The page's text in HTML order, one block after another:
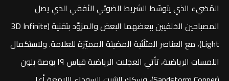
المُضيء الذي يتوسّط الشريط الضوئي الأفقي الذي يصل
المصباحين الخلفيين ببعضهما البعض والمزوَّد بتقنية (3D Infinite
Light)، مع العناصر المثلّثية المضيئة المميّزة للعلامة. ولاستكمال
اللمسات الرياضية، تأتي العجلات الرياضية قياس ١٩ بوصة بلون